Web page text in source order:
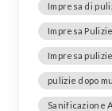
Impresa di
Impresa
Impresa
pulizie dopo
Sanificazione